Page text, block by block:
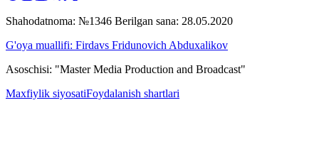
Shahodatnoma: №1346 Berilgan sana: 28.05.2020
G'oya muallifi: Firdavs Fridunovich Abduxalikov
Asoschisi: "Master Media Production and Broadcast"
Maxfiylik siyosatiFoydalanish shartlari